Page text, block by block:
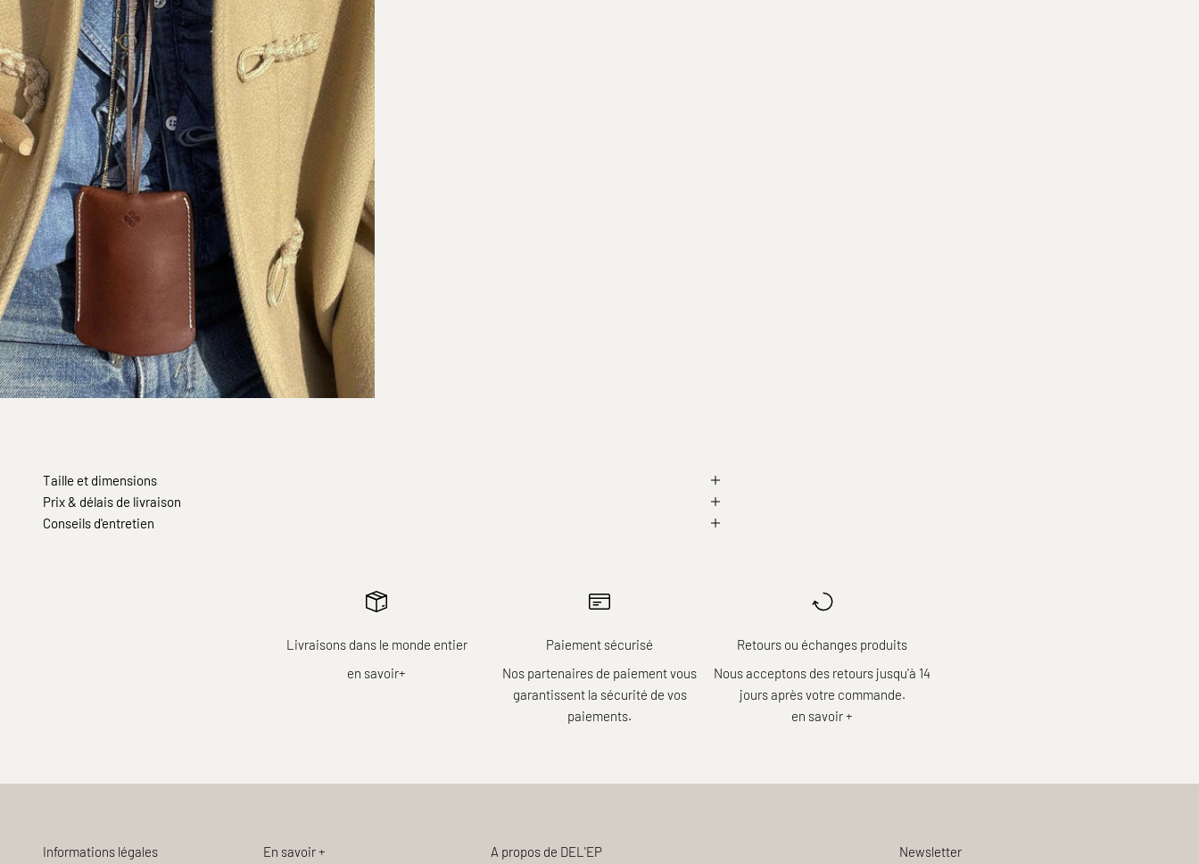
Taille et dimensions
Prix & délais de livraison
Conseils d'entretien
Livraisons dans le monde entier
en savoir+
Paiement sécurisé
Nos partenaires de paiement vous
garantissent la sécurité de vos
paiements.
Retours ou échanges produits
Nous acceptons des retours jusqu'à 14
jours après votre commande.
en savoir +
Informations légales En savoir + A propos de DEL'EP Newsletter